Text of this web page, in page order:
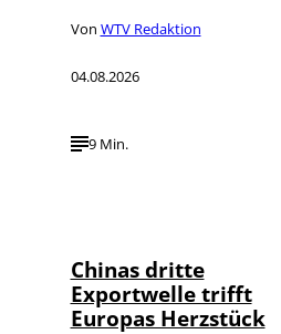
Von WTV Redaktion
04.08.2026
9 Min.
Chinas dritte
Exportwelle trifft
Europas Herzstück